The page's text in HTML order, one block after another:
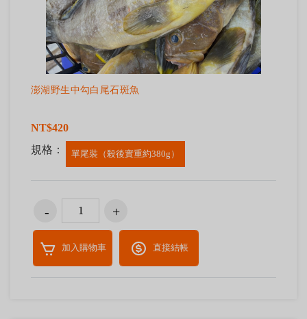
澎湖野生中勾白尾石斑魚
NT$420
規格：
單尾裝（殺後實重約380g）
加入購物車 直接結帳